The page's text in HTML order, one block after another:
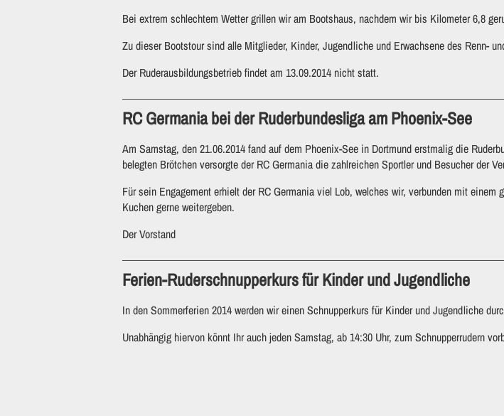
Bei extrem schlechtem Wetter grillen wir am Bootshaus, nachdem wir bis Kilometer 6,8
Zu dieser Bootstour sind alle Mitglieder, Kinder, Jugendliche und Erwachsene des Renn-
Der Ruderausbildungsbetrieb findet am 13.09.2014 nicht statt.
RC Germania bei der Ruderbundesliga am Phoenix-See
Am Samstag, den 21.06.2014 fand auf dem Phoenix-See in Dortmund erstmalig die
belegten Brötchen versorgte der RC Germania die zahlreichen Sportler und Besucher der
Für sein Engagement erhielt der RC Germania viel Lob, welches wir, verbunden mit
Kuchen gerne weitergeben.
Der Vorstand
Ferien-Ruderschnupperkurs für Kinder und Jugendliche
In den Sommerferien 2014 werden wir einen Schnupperkurs für Kinder und Jugendliche
Unabhängig hiervon könnt Ihr auch jeden Samstag, ab 14:30 Uhr, zum Schnupperrudern